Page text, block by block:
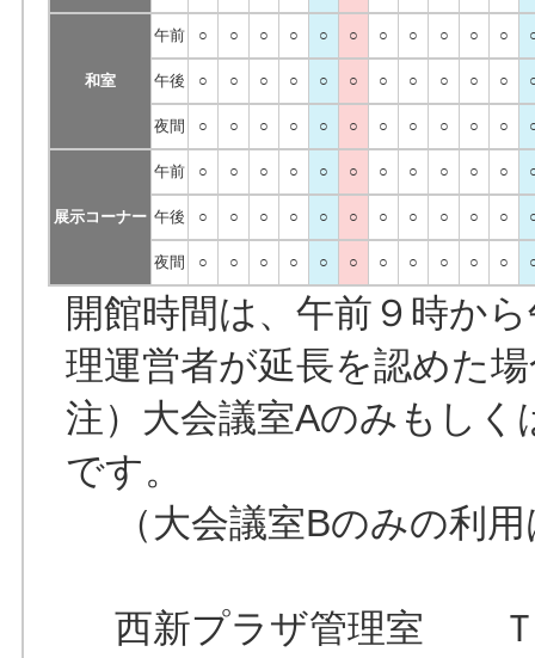
和室
午前 ○ ○ ○ ○ ○ ○ ○ ○ ○ ○ ○
午後 ○ ○ ○ ○ ○ ○ ○ ○ ○ ○ ○
夜間 ○ ○ ○ ○ ○ ○ ○ ○ ○ ○ ○
展示コーナー
午前 ○ ○ ○ ○ ○ ○ ○ ○ ○ ○ ○
午後 ○ ○ ○ ○ ○ ○ ○ ○ ○ ○ ○
夜間 ○ ○ ○ ○ ○ ○ ○ ○ ○ ○ ○
開館時間は、午前９時か
理運営者が延長を認めた
注）大会議室Aのみもしく
です。
（大会議室Bのみの利用
西新プラザ管理室 Ｔ